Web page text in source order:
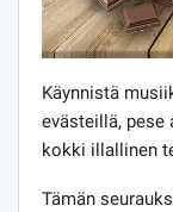
Käynnistä
evästeillä,
kokki illallinen
Tämän